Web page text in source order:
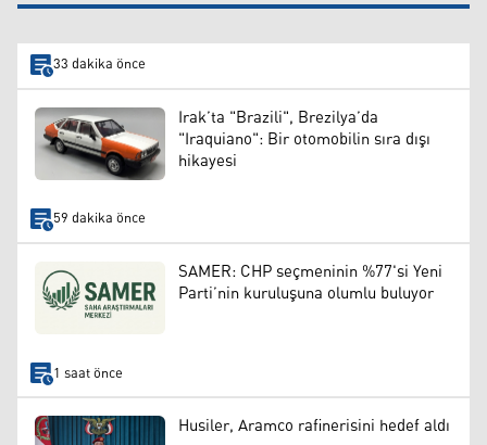
33 dakika önce
Irak’ta "Brazili", Brezilya’da
"Iraquiano": Bir otomobilin sıra dışı
hikayesi
59 dakika önce
SAMER: CHP seçmeninin %77'si Yeni
Parti’nin kuruluşuna olumlu buluyor
1 saat önce
Husiler, Aramco rafinerisini hedef aldı